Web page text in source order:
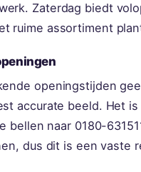
Zaterdag biedt
ruime assortiment
openingstijden
accurate beeld. Het
naar 0180-
dus dit is een vaste